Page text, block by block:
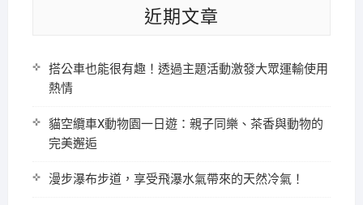
近期文章
搭公車也能很有趣！透過主題活動激發大眾運輸使用
熱情
貓空纜車X動物園一日遊：親子同樂、茶香與動物的
完美邂逅
漫步瀑布步道，享受飛瀑水氣帶來的天然冷氣！